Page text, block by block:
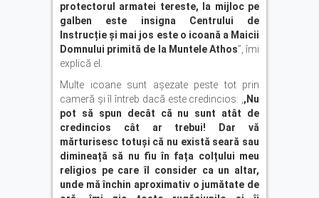
protectorul armatei tereste, la mijloc pe
galben este insigna Centrului de
Instrucție și mai jos este o icoană a Maicii
Domnului primită de la Muntele Athos”, îmi
explică el.
Multe icoane sunt așezate peste tot prin
cameră și îl întreb dacă este credincios: ,,Nu
pot să spun decât că nu sunt atât de
credincios cât ar trebui! Dar vă
mărturisesc totuși că nu există seară sau
dimineață să nu fiu în fața colțului meu
religios pe care îl consider ca un altar,
unde mă închin aproximativ o jumătate de